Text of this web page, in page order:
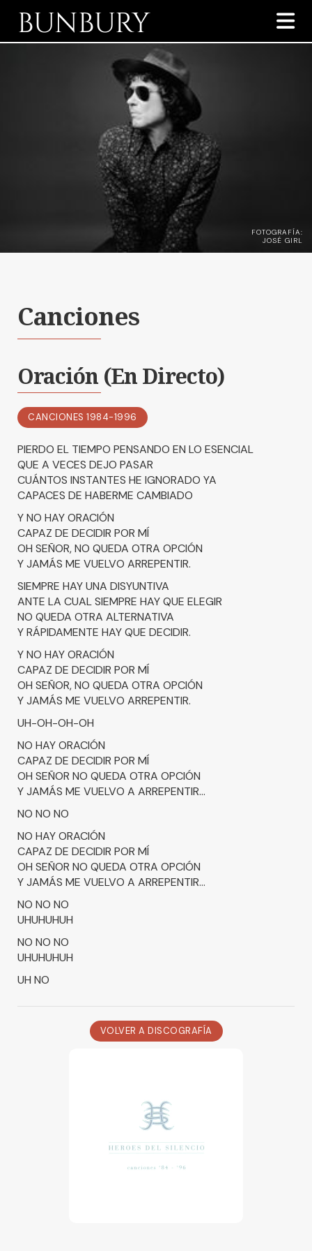
BUNBURY 
FOTOGRAFÍA:
JOSÉ GIRL
Canciones
Oración (En Directo)
CANCIONES 1984-1996
PIERDO EL TIEMPO PENSANDO EN LO ESENCIAL
QUE A VECES DEJO PASAR
CUÁNTOS INSTANTES HE IGNORADO YA
CAPACES DE HABERME CAMBIADO
Y NO HAY ORACIÓN
CAPAZ DE DECIDIR POR MÍ
OH SEÑOR, NO QUEDA OTRA OPCIÓN
Y JAMÁS ME VUELVO ARREPENTIR.
SIEMPRE HAY UNA DISYUNTIVA
ANTE LA CUAL SIEMPRE HAY QUE ELEGIR
NO QUEDA OTRA ALTERNATIVA
Y RÁPIDAMENTE HAY QUE DECIDIR.
Y NO HAY ORACIÓN
CAPAZ DE DECIDIR POR MÍ
OH SEÑOR, NO QUEDA OTRA OPCIÓN
Y JAMÁS ME VUELVO ARREPENTIR.
UH-OH-OH-OH
NO HAY ORACIÓN
CAPAZ DE DECIDIR POR MÍ
OH SEÑOR NO QUEDA OTRA OPCIÓN
Y JAMÁS ME VUELVO A ARREPENTIR...
NO NO NO
NO HAY ORACIÓN
CAPAZ DE DECIDIR POR MÍ
OH SEÑOR NO QUEDA OTRA OPCIÓN
Y JAMÁS ME VUELVO A ARREPENTIR...
NO NO NO
UHUHUHUH
NO NO NO
UHUHUHUH
UH NO
VOLVER A DISCOGRAFÍA